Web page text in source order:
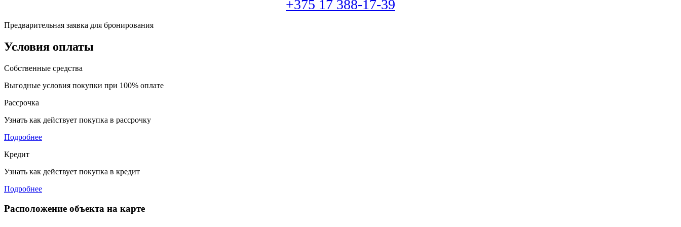
+375 17 388-17-39
Предварительная заявка для бронирования
Условия оплаты
Собственные средства
Выгодные условия покупки при 100% оплате
Рассрочка
Узнать как действует покупка в рассрочку
Подробнее
Кредит
Узнать как действует покупка в кредит
Подробнее
Расположение объекта на карте